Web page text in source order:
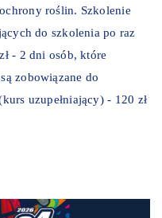
roślin. Szkolenie
do szkolenia po raz
- 2 dni osób, które
zobowiązane do
uzupełniający) - 120 zł